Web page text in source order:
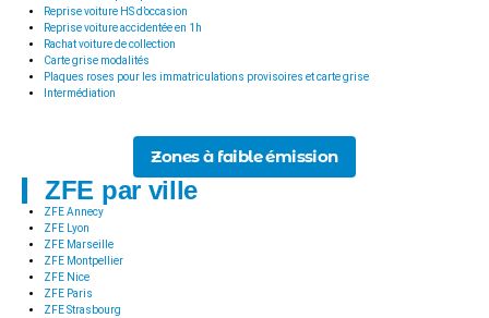
Reprise voiture HS d’occasion
Reprise voiture accidentée en 1h
Rachat voiture de collection
Carte grise modalités
Plaques roses pour les immatriculations provisoires et carte grise
Intermédiation
Zones à faible émission
ZFE par ville
ZFE Annecy
ZFE Lyon
ZFE Marseille
ZFE Montpellier
ZFE Nice
ZFE Paris
ZFE Strasbourg